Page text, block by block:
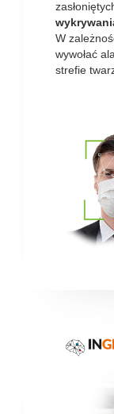
W
wywołać
strefie